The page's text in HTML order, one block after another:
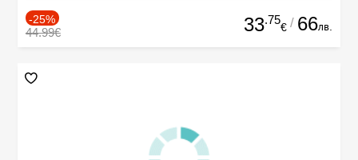
-25%
44.99€ 33.75
€ / 66лв.